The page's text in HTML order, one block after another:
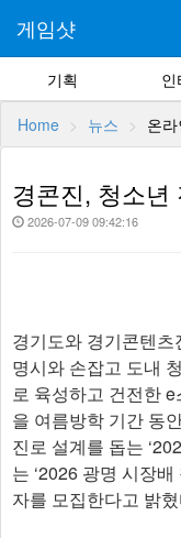
게임샷
기획 인
Home 뉴스 온라
경콘진, 청소년
2026-07-09 09:42:16
경기도와 경기콘텐
명시와 손잡고 도내
로 육성하고 건전한
을 여름방학 기간 동
진로 설계를 돕는
는 ‘2026 광명 시장
자를 모집한다고 밝